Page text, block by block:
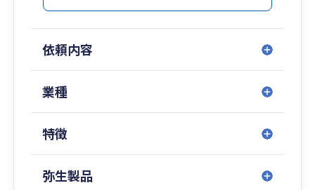
依頼内容
業種
特徴
弥生製品